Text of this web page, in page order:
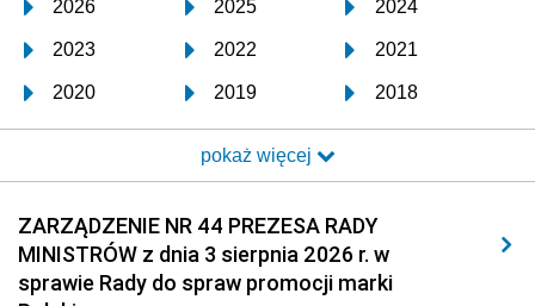
2026 2025 2024
2023 2022 2021
2020 2019 2018
2017 2016 2015
2014 2013 2012
2011 2010 2009
2008 2007 2006
pokaż więcej
ZARZĄDZENIE NR 44 PREZESA RADY
MINISTRÓW z dnia 3 sierpnia 2026 r. w
sprawie Rady do spraw promocji marki